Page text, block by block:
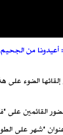
أعيدونا من الجحيم
الضوء على
القائمين
"شهر على